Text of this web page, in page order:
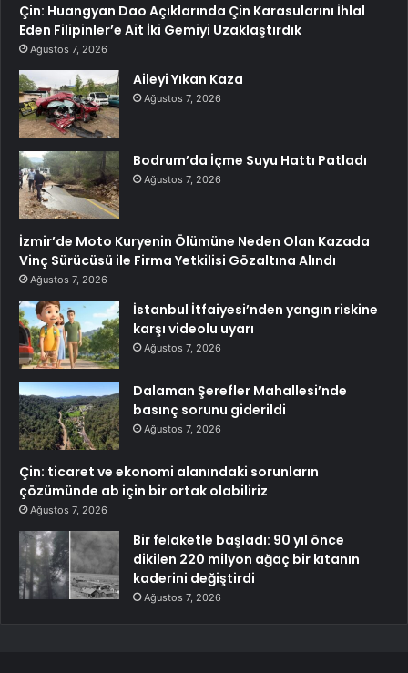
Çin: Huangyan Dao Açıklarında Çin Karasularını İhlal
Eden Filipinler’e Ait İki Gemiyi Uzaklaştırdık
Ağustos 7, 2026
Aileyi Yıkan Kaza
Ağustos 7, 2026
Bodrum’da İçme Suyu Hattı Patladı
Ağustos 7, 2026
İzmir’de Moto Kuryenin Ölümüne Neden Olan Kazada
Vinç Sürücüsü ile Firma Yetkilisi Gözaltına Alındı
Ağustos 7, 2026
İstanbul İtfaiyesi’nden yangın riskine
karşı videolu uyarı
Ağustos 7, 2026
Dalaman Şerefler Mahallesi’nde
basınç sorunu giderildi
Ağustos 7, 2026
Çin: ticaret ve ekonomi alanındaki sorunların
çözümünde ab için bir ortak olabiliriz
Ağustos 7, 2026
Bir felaketle başladı: 90 yıl önce
dikilen 220 milyon ağaç bir kıtanın
kaderini değiştirdi
Ağustos 7, 2026